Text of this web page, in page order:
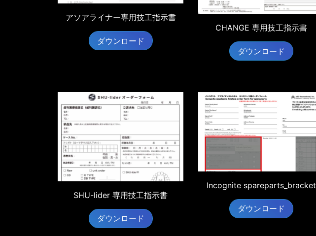
アソアライナー専用技工指示書
ダウンロード
CHANGE 専用技工指示書
ダウンロード
SHU-lider 専用技工指示書
ダウンロード
Incognite spareparts_bracket
ダウンロード